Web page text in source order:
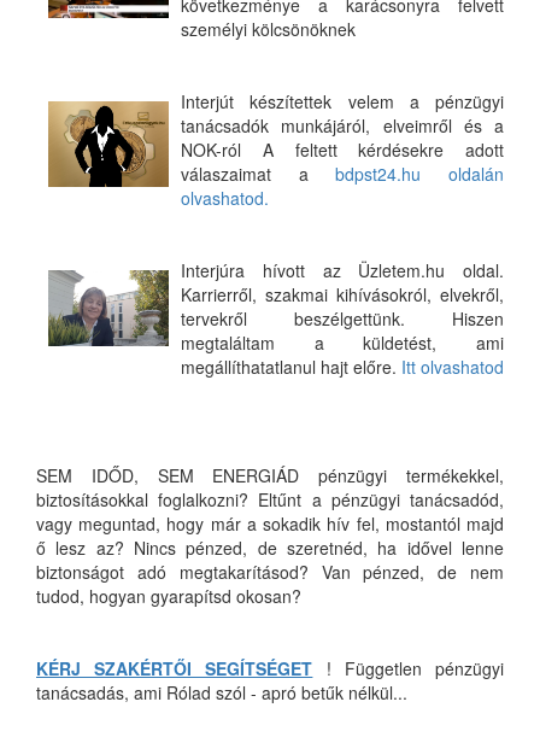
következménye a karácsonyra felvett
személyi kölcsönöknek
Interjút készítettek velem a pénzügyi
tanácsadók munkájáról, elveimről és a
NOK-ról A feltett kérdésekre adott
válaszaimat abdpst24.hu oldalán
olvashatod.
Interjúra hívott az Üzletem.hu oldal.
Karrierről, szakmai kihívásokról, elvekről,
tervekről beszélgettünk. Hiszen
megtaláltam a küldetést, ami
megállíthatatlanul hajt előre. Itt olvashatod
SEM IDŐD, SEM ENERGIÁD pénzügyi termékekkel,
biztosításokkal foglalkozni? Eltűnt a pénzügyi tanácsadód,
vagy meguntad, hogy már a sokadik hív fel, mostantól majd
ő lesz az? Nincs pénzed, de szeretnéd, ha idővel lenne
biztonságot adó megtakarításod? Van pénzed, de nem
tudod, hogyan gyarapítsd okosan?
KÉRJ SZAKÉRTŐI SEGÍTSÉGET ! Független pénzügyi
tanácsadás, ami Rólad szól - apró betűk nélkül...